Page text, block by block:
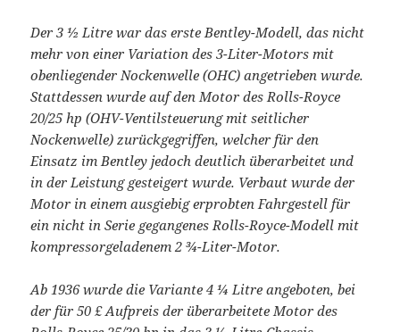
Der 3 ½ Litre war das erste Bentley-Modell, das nicht
mehr von einer Variation des 3-Liter-Motors mit
obenliegender Nockenwelle (OHC) angetrieben wurde.
Stattdessen wurde auf den Motor des Rolls-Royce
20/25 hp (OHV-Ventilsteuerung mit seitlicher
Nockenwelle) zurückgegriffen, welcher für den
Einsatz im Bentley jedoch deutlich überarbeitet und
in der Leistung gesteigert wurde. Verbaut wurde der
Motor in einem ausgiebig erprobten Fahrgestell für
ein nicht in Serie gegangenes Rolls-Royce-Modell mit
kompressorgeladenem 2 ¾-Liter-Motor.
Ab 1936 wurde die Variante 4 ¼ Litre angeboten, bei
der für 50 £ Aufpreis der überarbeitete Motor des